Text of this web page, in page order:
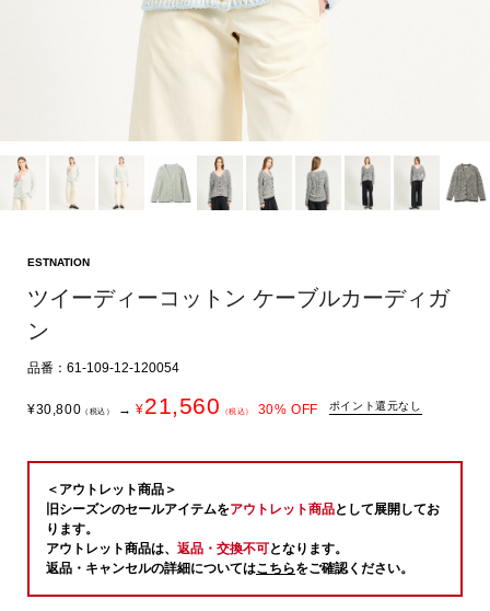
ESTNATION
ツイーディーコットン ケーブルカーディガ
ン
品番：61-109-12-120054
¥30,800 （税込） → ¥21,560 （税込） 30% OFF ポイント還元なし
＜アウトレット商品＞
旧シーズンのセールアイテムをアウトレット商品として展開してお
ります。
アウトレット商品は、 返品・交換不可となります。
返品・キャンセルの詳細についてはこちらをご確認ください。